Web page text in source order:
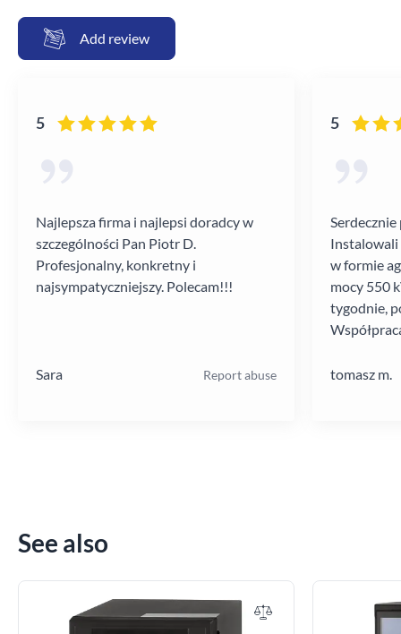
Add review
5
Najlepsza firma i najlepsi doradcy w
szczególności Pan Piotr D.
Profesjonalny, konkretny i
najsympatyczniejszy. Polecam!!!
Sara Report abuse
5
Instalowali
w formie
mocy 550
tygodnie,
tomasz m.
See also